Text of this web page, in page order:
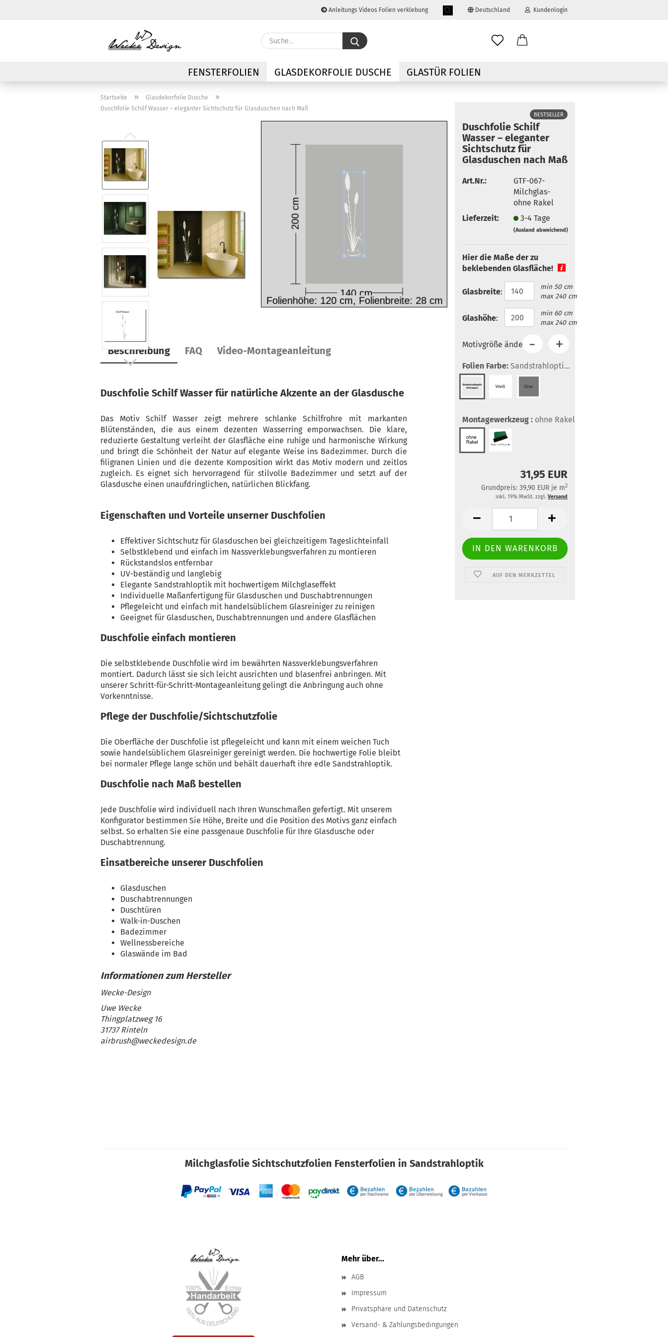
Anleitungs Videos Folien verklebung Deutschland Kundenlogin
E-Mail
Konto erstellen
Suche...
FENSTERFOLIEN GLASDEKORFOLIE DUSCHE GLASTÜR FOLIEN
Startseite » Glasdekorfolie Dusche »
Duschfolie Schilf Wasser – eleganter Sichtschutz für Glasduschen nach Maß
BESTSELLER
Duschfolie Schilf
Wasser – eleganter
Sichtschutz für
Glasduschen nach Maß
Art.Nr.:
GTF-067-
Milchglas-
ohne Rakel
Lieferzeit:
3-4 Tage
(Ausland abweichend)
Hier die Maße der zu
beklebenden Glasfläche!
Glasbreite:
min 50 cm
max 240 cm
Glashöhe:
min 60 cm
max 240 cm
Motivgröße ändern:
Folien Farbe: Sandstrahloptik/Milchglas
Montagewerkzeug : ohne Rakel
31,95 EUR
Grundpreis: 39,90 EUR je m2
inkl. 19% MwSt. zzgl. Versand
AUF DEN MERKZETTEL
Beschreibung FAQ Video-Montageanleitung
Duschfolie Schilf Wasser für natürliche Akzente an der Glasdusche
Das Motiv Schilf Wasser zeigt mehrere schlanke Schilfrohre mit markanten
Blütenständen, die aus einem dezenten Wasserring emporwachsen. Die klare,
reduzierte Gestaltung verleiht der Glasfläche eine ruhige und harmonische Wirkung
und bringt die Schönheit der Natur auf elegante Weise ins Badezimmer. Durch die
filigranen Linien und die dezente Komposition wirkt das Motiv modern und zeitlos
zugleich. Es eignet sich hervorragend für stilvolle Badezimmer und setzt auf der
Glasdusche einen unaufdringlichen, natürlichen Blickfang.
Eigenschaften und Vorteile unserner Duschfolien
Effektiver Sichtschutz für Glasduschen bei gleichzeitigem Tageslichteinfall
Selbstklebend und einfach im Nassverklebungsverfahren zu montieren
Rückstandslos entfernbar
UV-beständig und langlebig
Elegante Sandstrahloptik mit hochwertigem Milchglaseffekt
Individuelle Maßanfertigung für Glasduschen und Duschabtrennungen
Pflegeleicht und einfach mit handelsüblichem Glasreiniger zu reinigen
Geeignet für Glasduschen, Duschabtrennungen und andere Glasflächen
Duschfolie einfach montieren
Die selbstklebende Duschfolie wird im bewährten Nassverklebungsverfahren
montiert. Dadurch lässt sie sich leicht ausrichten und blasenfrei anbringen. Mit
unserer Schritt-für-Schritt-Montageanleitung gelingt die Anbringung auch ohne
Vorkenntnisse.
Pflege der Duschfolie/Sichtschutzfolie
Die Oberfläche der Duschfolie ist pflegeleicht und kann mit einem weichen Tuch
sowie handelsüblichem Glasreiniger gereinigt werden. Die hochwertige Folie bleibt
bei normaler Pflege lange schön und behält dauerhaft ihre edle Sandstrahloptik.
Duschfolie nach Maß bestellen
Jede Duschfolie wird individuell nach Ihren Wunschmaßen gefertigt. Mit unserem
Konfigurator bestimmen Sie Höhe, Breite und die Position des Motivs ganz einfach
selbst. So erhalten Sie eine passgenaue Duschfolie für Ihre Glasdusche oder
Duschabtrennung.
Einsatbereiche unserer Duschfolien
Glasduschen
Duschabtrennungen
Duschtüren
Walk-in-Duschen
Badezimmer
Wellnessbereiche
Glaswände im Bad
Wecke-Design
Uwe Wecke
Thingplatzweg 16
31737 Rinteln
airbrush@weckedesign.de
Milchglasfolie Sichtschutzfolien Fensterfolien in Sandstrahloptik
Mehr über...
AGB
Impressum
Privatsphäre und Datenschutz
Versand- & Zahlungsbedingungen